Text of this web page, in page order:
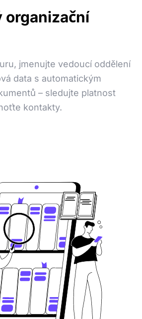
organizační
jmenujte vedoucí oddělení
data s automatickým
– sledujte platnost
kontakty.